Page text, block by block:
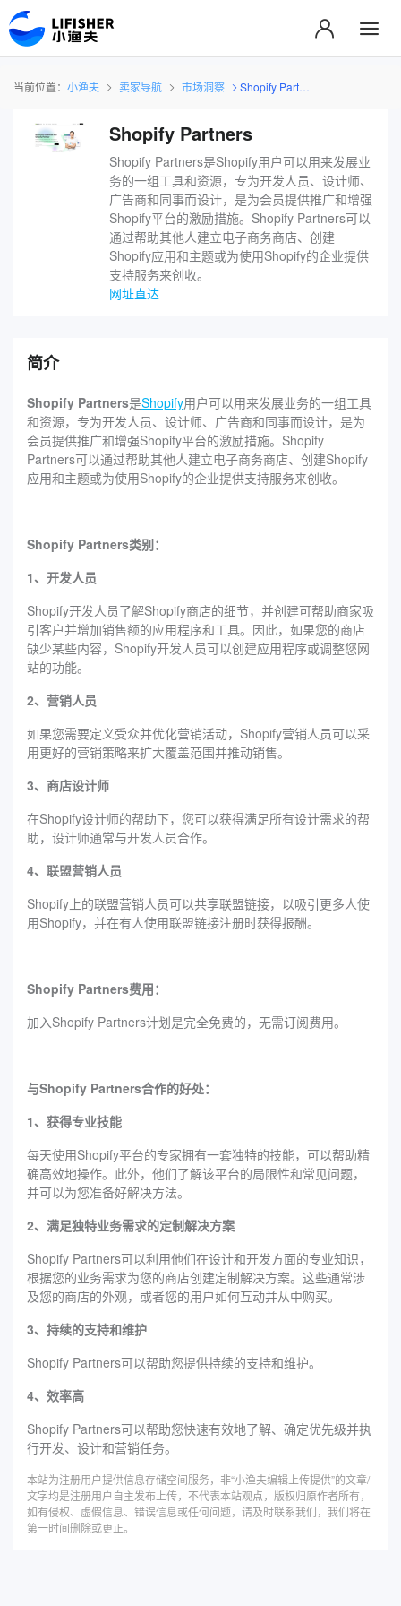
当前位置： 小渔夫 卖家导航 市场洞察 Shopify Partners
Shopify Partners
Shopify Partners是Shopify用户可以用来发展业
务的一组工具和资源，专为开发人员、设计师、
广告商和同事而设计，是为会员提供推广和增强
Shopify平台的激励措施。Shopify Partners可以
通过帮助其他人建立电子商务商店、创建
Shopify应用和主题或为使用Shopify的企业提供
支持服务来创收。
网址直达
简介
Shopify Partners是Shopify用户可以用来发展业务的一组工具
和资源，专为开发人员、设计师、广告商和同事而设计，是为
会员提供推广和增强Shopify平台的激励措施。Shopify
Partners可以通过帮助其他人建立电子商务商店、创建Shopify
应用和主题或为使用Shopify的企业提供支持服务来创收。
Shopify Partners类别：
1、开发人员
Shopify开发人员了解Shopify商店的细节，并创建可帮助商家吸
引客户并增加销售额的应用程序和工具。因此，如果您的商店
缺少某些内容，Shopify开发人员可以创建应用程序或调整您网
站的功能。
2、营销人员
如果您需要定义受众并优化营销活动，Shopify营销人员可以采
用更好的营销策略来扩大覆盖范围并推动销售。
3、商店设计师
在Shopify设计师的帮助下，您可以获得满足所有设计需求的帮
助，设计师通常与开发人员合作。
4、联盟营销人员
Shopify上的联盟营销人员可以共享联盟链接，以吸引更多人使
用Shopify，并在有人使用联盟链接注册时获得报酬。
Shopify Partners费用：
加入Shopify Partners计划是完全免费的，无需订阅费用。
与Shopify Partners合作的好处：
1、获得专业技能
每天使用Shopify平台的专家拥有一套独特的技能，可以帮助精
确高效地操作。此外，他们了解该平台的局限性和常见问题，
并可以为您准备好解决方法。
2、满足独特业务需求的定制解决方案
Shopify Partners可以利用他们在设计和开发方面的专业知识，
根据您的业务需求为您的商店创建定制解决方案。这些通常涉
及您的商店的外观，或者您的用户如何互动并从中购买。
3、持续的支持和维护
Shopify Partners可以帮助您提供持续的支持和维护。
4、效率高
Shopify Partners可以帮助您快速有效地了解、确定优先级并执
行开发、设计和营销任务。
本站为注册用户提供信息存储空间服务，非“小渔夫编辑上传提供”的文章/
文字均是注册用户自主发布上传，不代表本站观点，版权归原作者所有，
如有侵权、虚假信息、错误信息或任何问题，请及时联系我们，我们将在
第一时间删除或更正。